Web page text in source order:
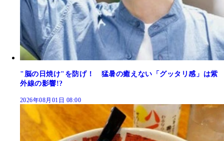
"脳の日焼け"を防げ！ 猛暑の癒えない「グッタリ感」は紫
外線の影響!?
2026年08月01日 08:00